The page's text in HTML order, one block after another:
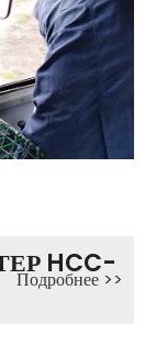
HCC-
Подробнее >>